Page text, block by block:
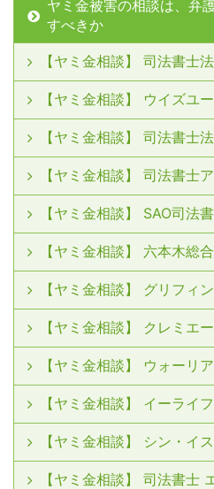
ヤミ金被害の相談は、弁
すべきか
【ヤミ金相談】 司法書士
【ヤミ金相談】 ウイズユ
【ヤミ金相談】 司法書士
【ヤミ金相談】 司法書士
【ヤミ金相談】 SAO司法
【ヤミ金相談】 六本木総
【ヤミ金相談】 グリフィ
【ヤミ金相談】 クレミエ
【ヤミ金相談】 ウォーリ
【ヤミ金相談】 イーライ
【ヤミ金相談】 シン・イ
【ヤミ金相談】 司法書士